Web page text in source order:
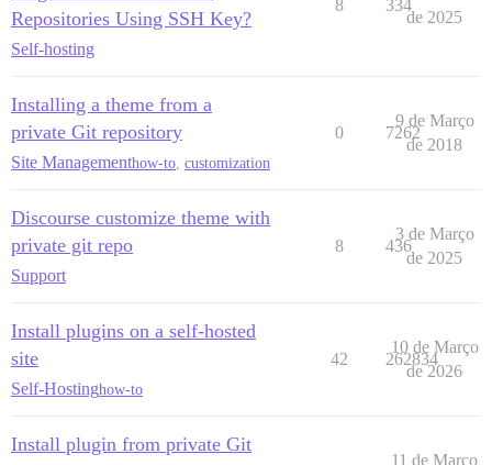
Repositories Using SSH Key?
Self-hosting
8 334
de 2025
Installing a theme from a
private Git repository
Site Managementhow-to customization
0 7262
9 de Março
de 2018
Discourse customize theme with
private git repo
Support
8 436
3 de Março
de 2025
Install plugins on a self-hosted
site
Self-Hostinghow-to
42 262834
10 de Março
de 2026
Install plugin from private Git
11 de Março